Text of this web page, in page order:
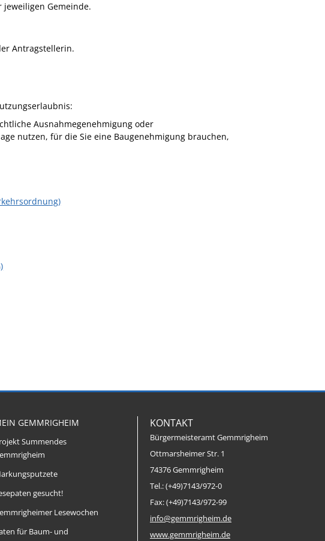
Gemeinde.
Antragstellerin.
Ausnahmegenehmigung oder
nutzen, für die Sie eine Baugenehmigung brauchen,
GEMMRIGHEIM
Summendes
gesucht!
Lesewochen
für Baum- und
KONTAKT
Bürgermeisteramt Gemmrigheim
Ottmarsheimer Str. 1
74376 Gemmrigheim
Tel.: (+49)7143/972-0
Fax: (+49)7143/972-99
info@gemmrigheim.de
www.gemmrigheim.de